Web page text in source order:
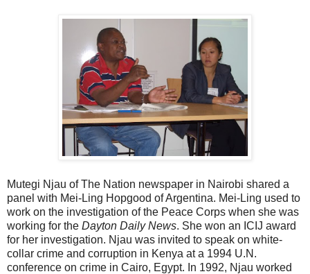
Mutegi Njau of The Nation newspaper in Nairobi shared a
panel with Mei-Ling Hopgood of Argentina. Mei-Ling used to
work on the investigation of the Peace Corps when she was
working for the Dayton Daily News. She won an ICIJ award
for her investigation. Njau was invited to speak on white-
collar crime and corruption in Kenya at a 1994 U.N.
conference on crime in Cairo, Egypt. In 1992, Njau worked